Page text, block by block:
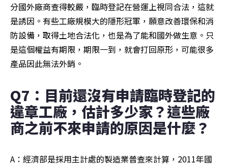
分國外廠商查得較嚴，臨時登記在營運上視同合法，這就
是誘因。有些工廠規模大的隱形冠軍，願意改善環保和消
防設備，取得土地合法化，也是為了能和國外做生意。只
是這個權益有期限，期限一到，就會打回原形，可能很多
產品因此無法外銷。
Q7：目前還沒有申請臨時登記的
違章工廠，估計多少家？這些廠
商之前不來申請的原因是什麼？
A：經濟部是採用主計處的製造業普查來計算，2011年國